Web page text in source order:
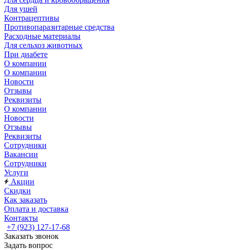
Для ушей
Контрацептивы
Противопаразитарные средства
Расходные материалы
Для сельхоз животных
При диабете
О компании
О компании
Новости
Отзывы
Реквизиты
О компании
Новости
Отзывы
Реквизиты
Сотрудники
Вакансии
Сотрудники
Услуги
Акции
Скидки
Как заказать
Оплата и доставка
Контакты
+7 (923) 127-17-68
Заказать звонок
Задать вопрос